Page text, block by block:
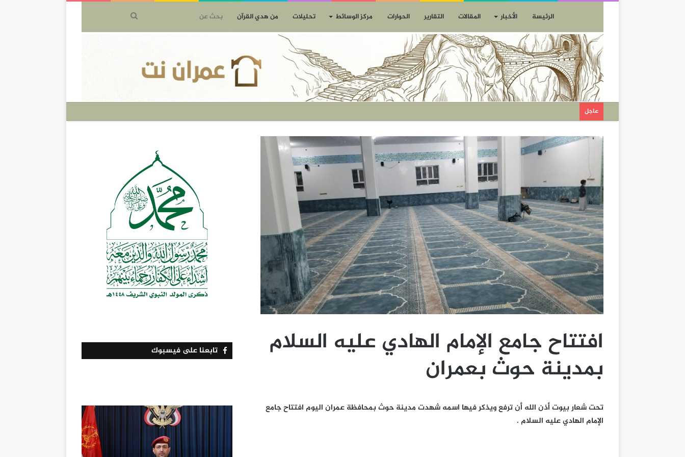
الرئيسة الأخبار المقالات التقارير الحوارات مركز الوسائط تحليلات من هدي القرآن
عاجل
افتتاح جامع الإمام الهادي عليه السلام
بمدينة حوث بعمران
تحت شعار بيوت أذن الله أن ترفع ويذكر فيها اسمه شهدت مدينة حوث بمحافظة عمران اليوم افتتاح جامع
الإمام الهادي عليه السلام .
تابعنا على فيسبوك